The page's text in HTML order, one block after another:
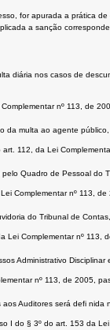
for apurada a prática
a sanção
diária nos casos de
nº 113, de
da multa ao agente
112, da Lei
Quadro de Pessoal do
Complementar nº 113,
do Tribunal de
Lei Complementar nº 113,
Administrativo
nº 113, de 2005,
aos Auditores será defi nida
I do § 3º do art. 153 da